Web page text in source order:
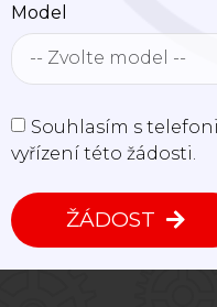
Model
Souhlasím s
vyřízení této žádosti.
ŽÁDOST